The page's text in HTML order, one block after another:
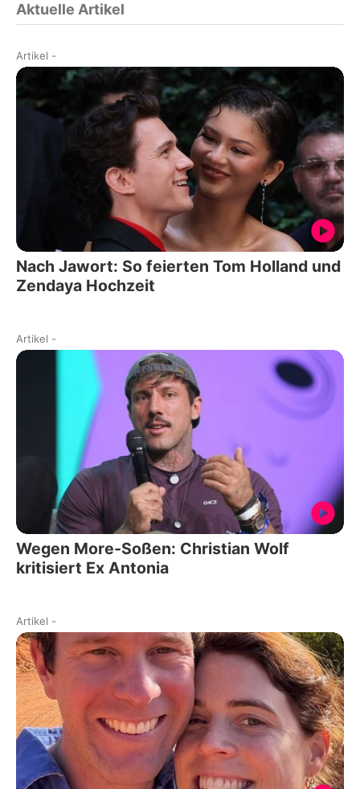
Aktuelle Artikel
Artikel -
Nach Jawort: So feierten Tom Holland und
Zendaya Hochzeit
Artikel -
Wegen More-Soßen: Christian Wolf
kritisiert Ex Antonia
Artikel -